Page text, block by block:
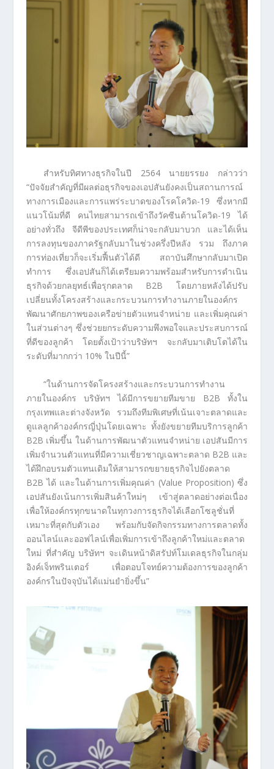
สำหรับทิศทางธุรกิจในปี 2564 นายยรรยง กล่าวว่า
“ปัจจัยสำคัญที่มีผลต่อธุรกิจของเอปสันยังคงเป็นสถานการณ์
ทางการเมืองและการแพร่ระบาดของโรคโควิด-19 ซึ่งหากมี
แนวโน้มที่ดี คนไทยสามารถเข้าถึงวัคซีนต้านโควิด-19 ได้
อย่างทั่วถึง จีดีพีของประเทศก็น่าจะกลับมาบวก และได้เห็น
การลงทุนของภาครัฐกลับมาในช่วงครึ่งปีหลัง รวม ถึงภาค
การท่องเที่ยวก็จะเริ่มฟื้นตัวได้ดี สถาบันศึกษากลับมาเปิด
ทำการ ซึ่งเอปสันก็ได้เตรียมความพร้อมสำหรับการดำเนิน
ธุรกิจด้วยกลยุทธ์เพื่อรุกตลาด B2B โดยภายหลังได้ปรับ
เปลี่ยนทั้งโครงสร้างและกระบวนการทำงานภายในองค์กร
พัฒนาศักยภาพของเครือข่ายตัวแทนจำหน่าย และเพิ่มคุณค่า​
ในส่วนต่างๆ ซึ่งช่วยยกระดับความพึงพอใจและประสบการณ์
ที่ดีของลูกค้า โดยตั้งเป้าว่าบริษัทฯ จะกลับมาเติบโตได้ใน
ระดับที่มากกว่า 10% ในปีนี้”
“ในด้านการจัดโครงสร้างและกระบวนการทำงาน
ภายในองค์กร บริษัทฯ ได้มีการขยายทีมขาย B2B ทั้งใน
กรุงเทพและต่างจังหวัด รวมถึงทีมพิเศษที่เน้นเจาะตลาดและ
ดูแลลูกค้าองค์กรญี่ปุ่นโดยเฉพาะ ทั้งยังขยายทีมบริการลูกค้า
B2B เพิ่มขึ้น ในด้านการพัฒนาตัวแทนจำหน่าย เอปสันมีการ
เพิ่มจำนวนตัวแทนที่มีความเชี่ยวชาญเฉพาะตลาด B2B และ
ได้ฝึกอบรมตัวแทนเดิมให้สามารถขยายธุรกิจไปยังตลาด
B2B ได้ และในด้านการเพิ่มคุณค่า (Value Proposition) ซึ่ง
เอปสันยังเน้นการเพิ่มสินค้าใหม่ๆ เข้าสู่ตลาดอย่างต่อเนื่อง
เพื่อให้องค์กรทุกขนาดในทุกวงการธุรกิจได้เลือกโซลูชั่นที่
เหมาะที่สุดกับตัวเอง พร้อมกับจัดกิจกรรมทางการตลาดทั้ง
ออนไลน์และออฟไลน์เพื่อเพิ่มการเข้าถึงลูกค้าใหม่และตลาด
ใหม่ ที่สำคัญ บริษัทฯ จะเดินหน้าดิสรัปท์โมเดลธุรกิจในกลุ่ม
อิงค์เจ็ทพรินเตอร์ เพื่อตอบโจทย์ความต้องการของลูกค้า
องค์กรในปัจจุบันได้แม่นยำยิ่งขึ้น”